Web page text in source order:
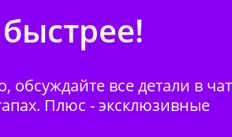
все детали в
Плюс - эксклюзивные